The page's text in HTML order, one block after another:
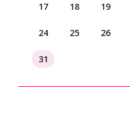
17 18 19
24 25 26
31